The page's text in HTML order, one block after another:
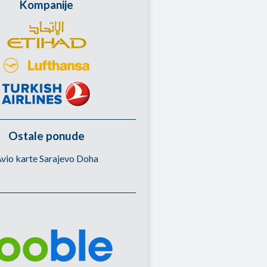
Kompanije
Ostale ponude
karte Sarajevo Doha